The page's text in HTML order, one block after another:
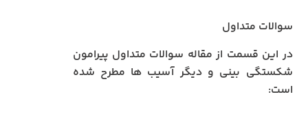
سوالات متداول
در این قسمت از مقاله سوالات متداول پیرامون
شکستگی بینی و دیگر آسیب ها مطرح شده
است: